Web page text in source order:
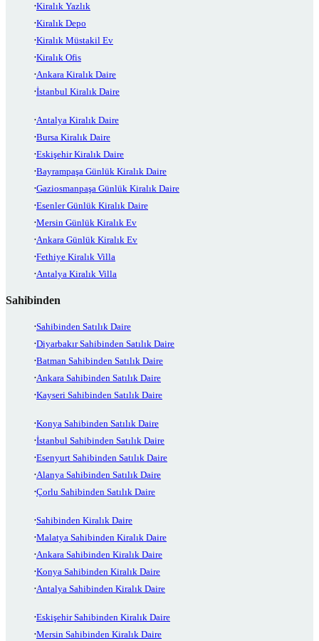
Kiralık Yazlık
Kiralık Depo
Kiralık Müstakil Ev
Kiralık Ofis
Ankara Kiralık Daire
İstanbul Kiralık Daire
Antalya Kiralık Daire
Bursa Kiralık Daire
Eskişehir Kiralık Daire
Bayrampaşa Günlük Kiralık Daire
Gaziosmanpaşa Günlük Kiralık Daire
Esenler Günlük Kiralık Daire
Mersin Günlük Kiralık Ev
Ankara Günlük Kiralık Ev
Fethiye Kiralık Villa
Antalya Kiralık Villa
Sahibinden
Sahibinden Satılık Daire
Diyarbakır Sahibinden Satılık Daire
Batman Sahibinden Satılık Daire
Ankara Sahibinden Satılık Daire
Kayseri Sahibinden Satılık Daire
Konya Sahibinden Satılık Daire
İstanbul Sahibinden Satılık Daire
Esenyurt Sahibinden Satılık Daire
Alanya Sahibinden Satılık Daire
Çorlu Sahibinden Satılık Daire
Sahibinden Kiralık Daire
Malatya Sahibinden Kiralık Daire
Ankara Sahibinden Kiralık Daire
Konya Sahibinden Kiralık Daire
Antalya Sahibinden Kiralık Daire
Eskişehir Sahibinden Kiralık Daire
Mersin Sahibinden Kiralık Daire